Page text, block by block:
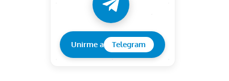
Unirme a Telegram